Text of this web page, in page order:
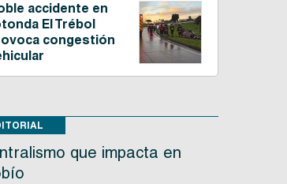
accidente en
El Trébol
congestión
que impacta en